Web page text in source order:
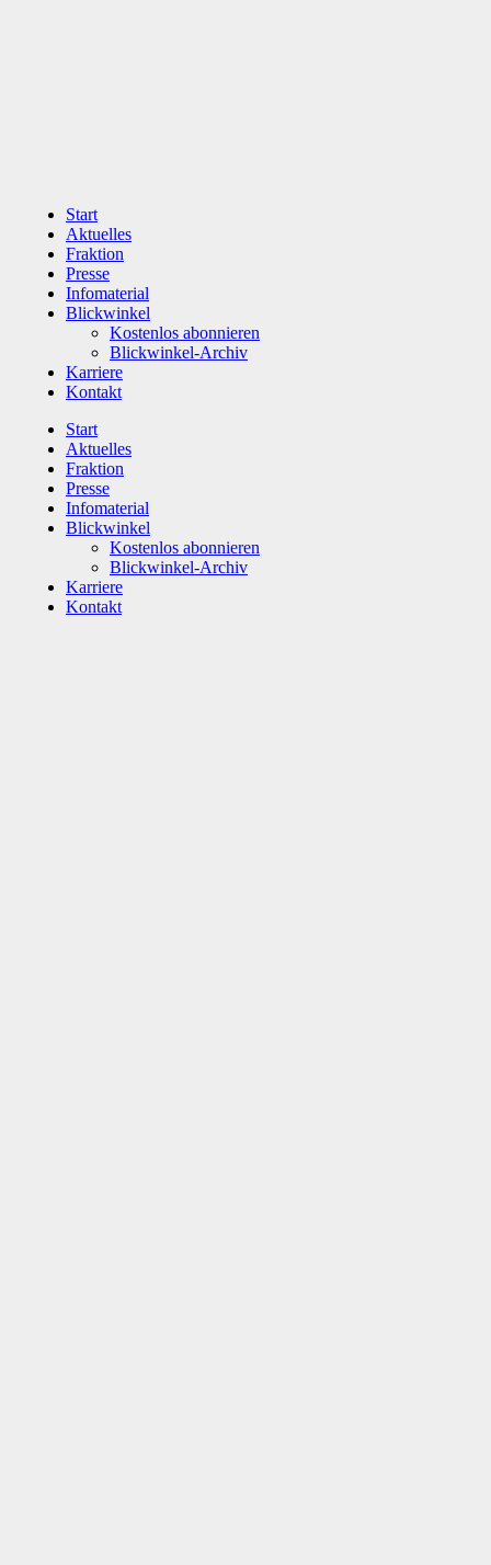
Start
Aktuelles
Fraktion
Presse
Infomaterial
Blickwinkel
Kostenlos abonnieren
Blickwinkel-Archiv
Karriere
Kontakt
Start
Aktuelles
Fraktion
Presse
Infomaterial
Blickwinkel
Kostenlos abonnieren
Blickwinkel-Archiv
Karriere
Kontakt